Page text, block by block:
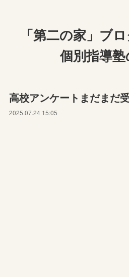
「第二の家」ブ
個別指導
高校アンケートまだまだ
2025.07.24 15:05